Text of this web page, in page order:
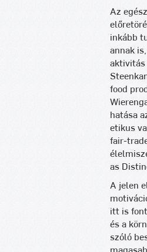
Az
inkább
annak
aktivitás
food
hatása
etikus
fair-
as
A jelen
itt is
és a
szóló